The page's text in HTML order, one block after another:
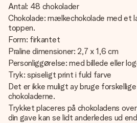
Antal: 48 chokolader
Chokolade: mælkechokolade med et
toppen.
Form: firkantet
Praline dimensioner: 2,7 x 1,6 cm
Personliggørelse: med billede eller
Tryk: spiseligt print i fuld farve
Det er ikke muligt ay bruge
chokoladerne.
Trykket placeres på chokoladens
din gave kan se lidt anderledes ud